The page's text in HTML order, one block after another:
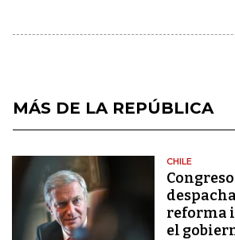
MÁS DE LA REPÚBLICA
CHILE
reforma
el